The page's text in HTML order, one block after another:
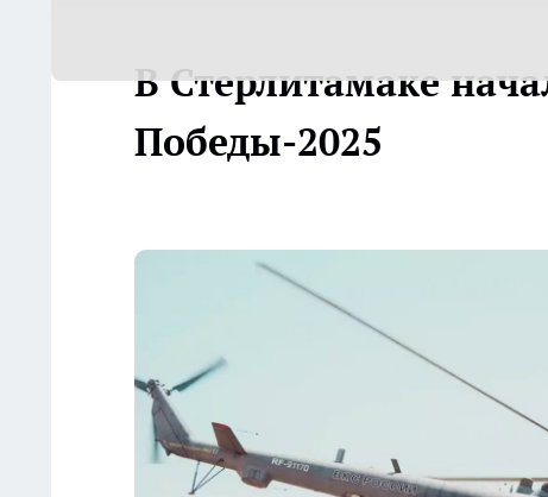
В Стерлитамаке
Победы-2025